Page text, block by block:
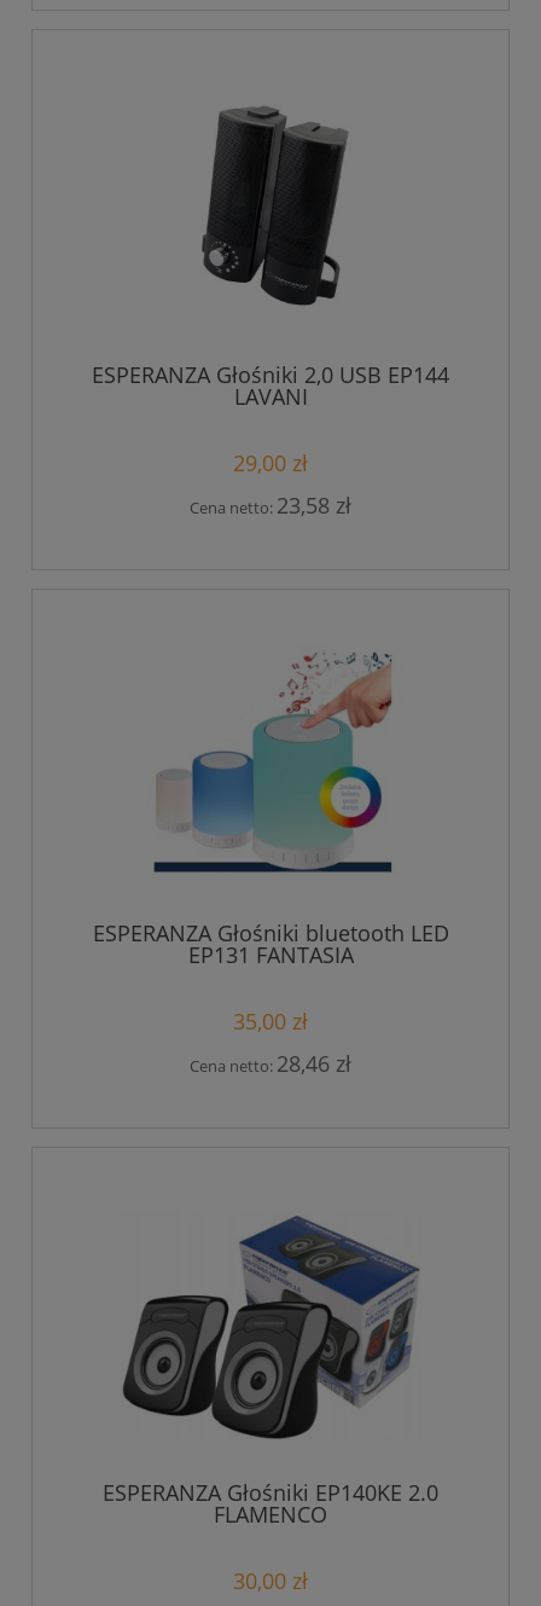
ESPERANZA Głośniki 2,0 USB EP144
LAVANI
29,00 zł
Cena netto: 23,58 zł
ESPERANZA Głośniki bluetooth LED
EP131 FANTASIA
35,00 zł
Cena netto: 28,46 zł
ESPERANZA Głośniki EP140KE 2.0
FLAMENCO
30,00 zł